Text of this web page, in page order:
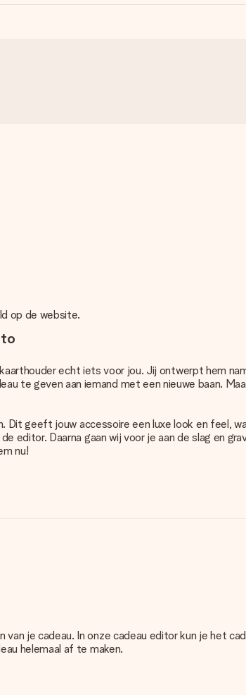
op de website.
echt iets voor jou. Jij ontwerpt hem
te geven aan iemand met een nieuwe baan.
geeft jouw accessoire een luxe look en feel,
editor. Daarna gaan wij voor je aan de slag en
nu!
je cadeau. In onze cadeau editor kun je het
helemaal af te maken.